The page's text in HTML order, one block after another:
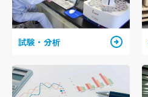
試験・分析 arrow_circle_right